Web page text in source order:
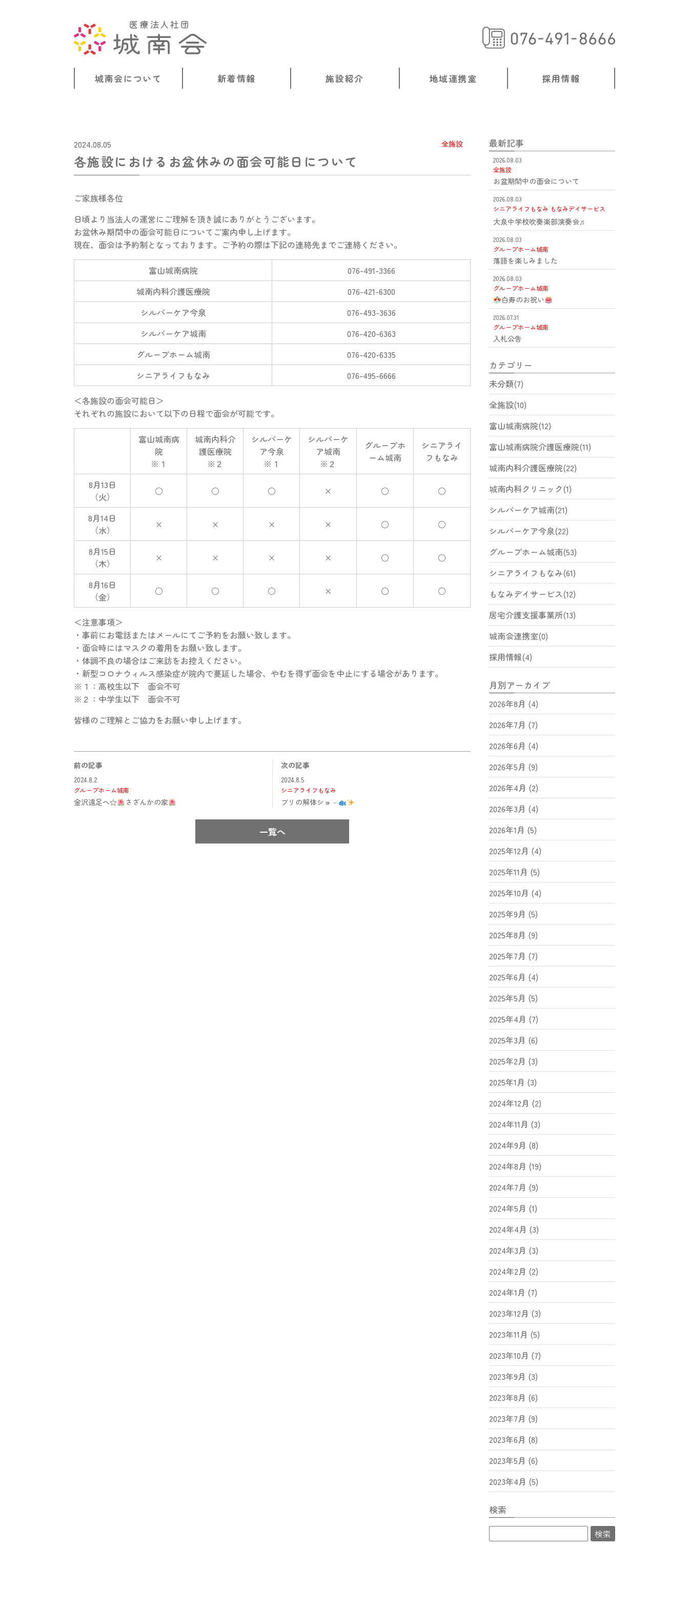
城南会について 新着情報 施設紹介 地域連携室 採用情報
2024.08.05 全施設
各施設におけるお盆休みの面会可能日について
ご家族様各位
日頃より当法人の運営にご理解を頂き誠にありがとうございます。
お盆休み期間中の面会可能日についてご案内申し上げます。
現在、面会は予約制となっております。ご予約の際は下記の連絡先までご連絡ください。
富山城南病院
076-491-3366
城南内科介護医療院
076-421-6300
シルバーケア今泉
076-493-3636
シルバーケア城南
076-420-6363
グループホーム城南
076-420-6335
シニアライフもなみ
076-495-6666
＜各施設の面会可能日＞
それぞれの施設において以下の日程で面会が可能です。
富山城南病
院
※１
城南内科介
護医療院
※２
シルバーケ
ア今泉
※１
シルバーケ
ア城南
※２
グループホ
ーム城南
シニアライ
フもなみ
8月13日
（火）
○ ○ ○ × ○ ○
8月14日
（水）
× × × × ○ ○
8月15日
（木）
× × × × ○ ○
8月16日
（金）
○ ○ ○ × ○ ○
＜注意事項＞
・事前にお電話またはメールにてご予約をお願い致します。
・面会時にはマスクの着用をお願い致します。
・体調不良の場合はご来訪をお控えください。
・新型コロナウィルス感染症が院内で蔓延した場合、やむを得ず面会を中止にする場合があります。
※１：高校生以下 面会不可
※２：中学生以下 面会不可
皆様のご理解とご協力をお願い申し上げます。
前の記事
2024.8.2
グループホーム城南
金沢遠足へ☆ さざんかの家
次の記事
2024.8.5
シニアライフもなみ
ブリの解体ショ－
一覧へ
最新記事
2026.08.03
全施設
お盆期間中の面会について
2026.08.03
シニアライフもなみ もなみデイサービス
大泉中学校吹奏楽部演奏会♬
2026.08.03
グループホーム城南
落語を楽しみました
2026.08.03
グループホーム城南
白寿のお祝い
2026.07.31
グループホーム城南
入札公告
カテゴリー
未分類(7)
全施設(10)
富山城南病院(12)
富山城南病院介護医療院(11)
城南内科介護医療院(22)
城南内科クリニック(1)
シルバーケア城南(21)
シルバーケア今泉(22)
グループホーム城南(53)
シニアライフもなみ(61)
もなみデイサービス(12)
居宅介護支援事業所(13)
城南会連携室(0)
採用情報(4)
月別アーカイブ
2026年8月 (4)
2026年7月 (7)
2026年6月 (4)
2026年5月 (9)
2026年4月 (2)
2026年3月 (4)
2026年1月 (5)
2025年12月 (4)
2025年11月 (5)
2025年10月 (4)
2025年9月 (5)
2025年8月 (9)
2025年7月 (7)
2025年6月 (4)
2025年5月 (5)
2025年4月 (7)
2025年3月 (6)
2025年2月 (3)
2025年1月 (3)
2024年12月 (2)
2024年11月 (3)
2024年9月 (8)
2024年8月 (19)
2024年7月 (9)
2024年5月 (1)
2024年4月 (3)
2024年3月 (3)
2024年2月 (2)
2024年1月 (7)
2023年12月 (3)
2023年11月 (5)
2023年10月 (7)
2023年9月 (3)
2023年8月 (6)
2023年7月 (9)
2023年6月 (8)
2023年5月 (6)
2023年4月 (5)
検索